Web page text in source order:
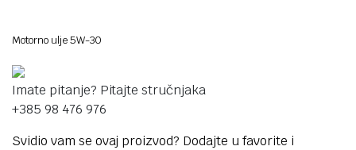
Motorno ulje 5W-30
Imate pitanje? Pitajte stručnjaka
+385 98 476 976
Svidio vam se ovaj proizvod? Dodajte u favorite i